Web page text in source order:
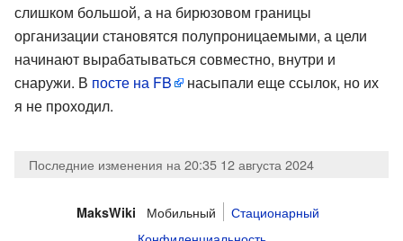
слишком большой, а на бирюзовом границы
организации становятся полупроницаемыми, а цели
начинают вырабатываться совместно, внутри и
снаружи. В посте на FB
насыпали еще ссылок, но их
я не проходил.
Последние изменения на 20:35 12 августа 2024
MaksWiki Мобильный
Стационарный